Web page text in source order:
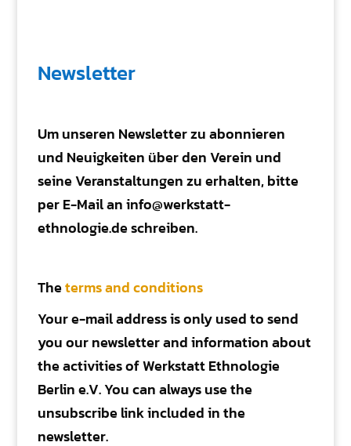
Newsletter
Um unseren Newsletter zu abonnieren
und Neuigkeiten über den Verein und
seine Veranstaltungen zu erhalten, bitte
per E-Mail an info@werkstatt-
ethnologie.de schreiben.
Theterms and conditions
Your e-mail address is only used to send
you our newsletter and information about
the activities of Werkstatt Ethnologie
Berlin e.V. You can always use the
unsubscribe link included in the
newsletter.